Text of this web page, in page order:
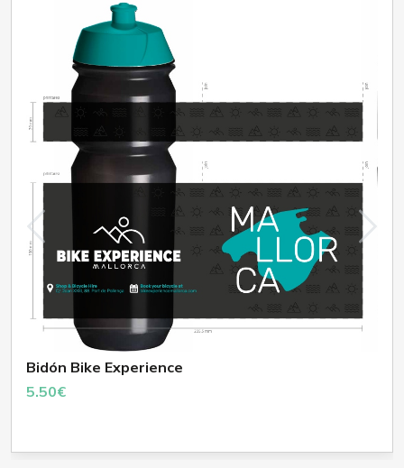
Bidón Bike Experience
5.50€